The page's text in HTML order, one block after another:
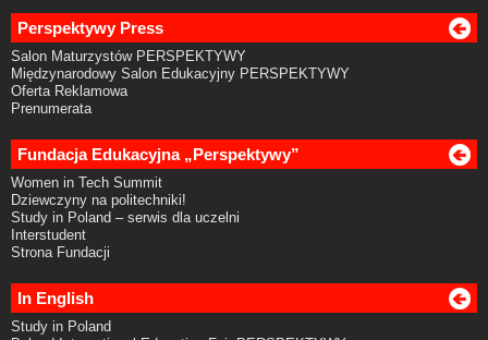
Perspektywy Press
Salon Maturzystów PERSPEKTYWY
Międzynarodowy Salon Edukacyjny PERSPEKTYWY
Oferta Reklamowa
Prenumerata
Fundacja Edukacyjna „Perspektywy”
Women in Tech Summit
Dziewczyny na politechniki!
Study in Poland – serwis dla uczelni
Interstudent
Strona Fundacji
In English
Study in Poland